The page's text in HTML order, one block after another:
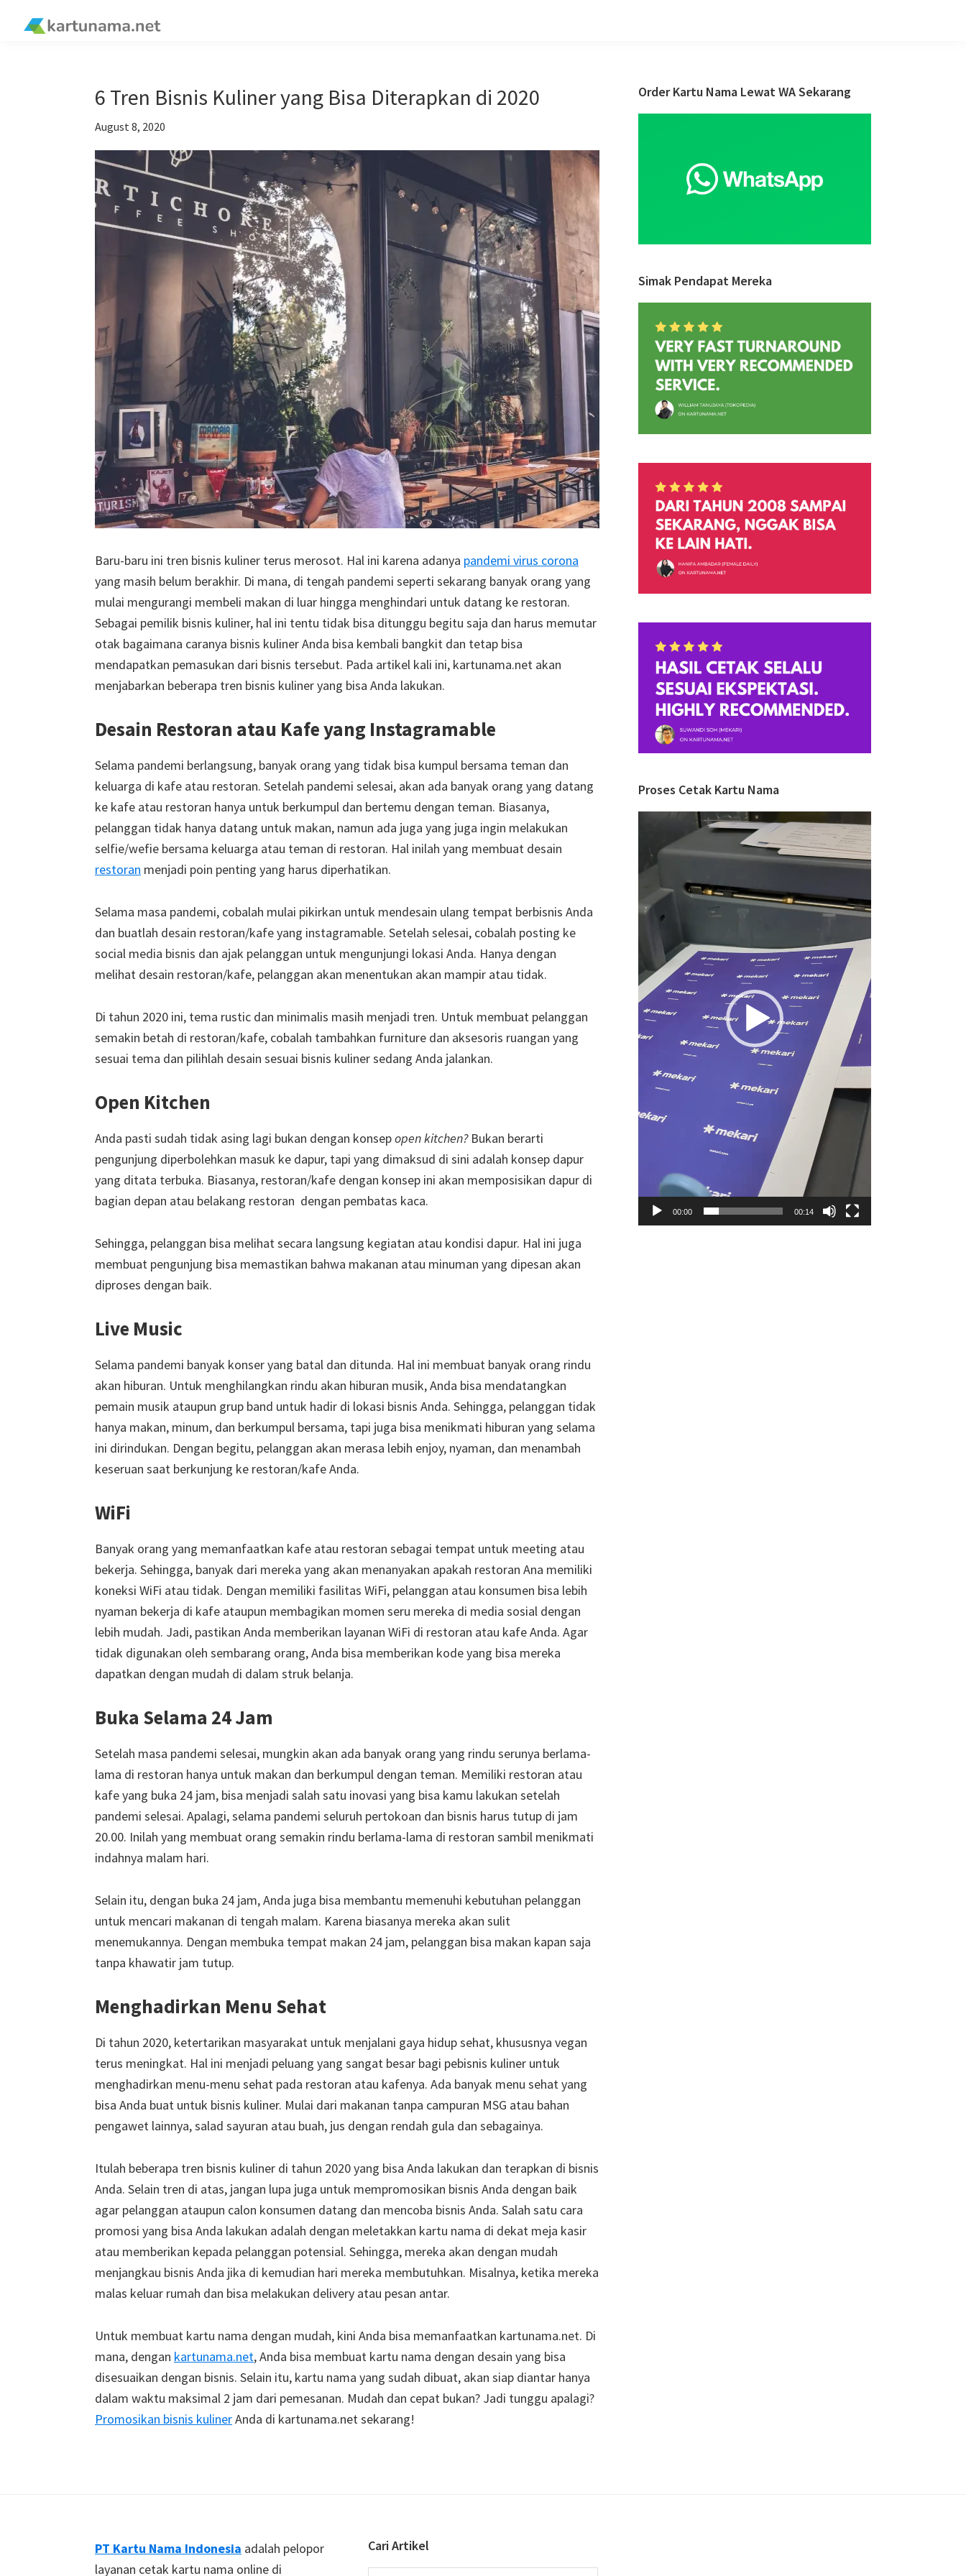
6 Tren Bisnis Kuliner yang Bisa Diterapkan di 2020
August 8, 2020
Baru-baru ini tren bisnis kuliner terus merosot. Hal ini karena adanya pandemi virus corona
yang masih belum berakhir. Di mana, di tengah pandemi seperti sekarang banyak orang yang
mulai mengurangi membeli makan di luar hingga menghindari untuk datang ke restoran.
Sebagai pemilik bisnis kuliner, hal ini tentu tidak bisa ditunggu begitu saja dan harus memutar
otak bagaimana caranya bisnis kuliner Anda bisa kembali bangkit dan tetap bisa
mendapatkan pemasukan dari bisnis tersebut. Pada artikel kali ini, kartunama.net akan
menjabarkan beberapa tren bisnis kuliner yang bisa Anda lakukan.
Desain Restoran atau Kafe yang Instagramable
Selama pandemi berlangsung, banyak orang yang tidak bisa kumpul bersama teman dan
keluarga di kafe atau restoran. Setelah pandemi selesai, akan ada banyak orang yang datang
ke kafe atau restoran hanya untuk berkumpul dan bertemu dengan teman. Biasanya,
pelanggan tidak hanya datang untuk makan, namun ada juga yang juga ingin melakukan
selfie/wefie bersama keluarga atau teman di restoran. Hal inilah yang membuat desain
restoran menjadi poin penting yang harus diperhatikan.
Selama masa pandemi, cobalah mulai pikirkan untuk mendesain ulang tempat berbisnis Anda
dan buatlah desain restoran/kafe yang instagramable. Setelah selesai, cobalah posting ke
social media bisnis dan ajak pelanggan untuk mengunjungi lokasi Anda. Hanya dengan
melihat desain restoran/kafe, pelanggan akan menentukan akan mampir atau tidak.
Di tahun 2020 ini, tema rustic dan minimalis masih menjadi tren. Untuk membuat pelanggan
semakin betah di restoran/kafe, cobalah tambahkan furniture dan aksesoris ruangan yang
sesuai tema dan pilihlah desain sesuai bisnis kuliner sedang Anda jalankan.
Open Kitchen
Anda pasti sudah tidak asing lagi bukan dengan konsepopen kitchen? Bukan berarti
pengunjung diperbolehkan masuk ke dapur, tapi yang dimaksud di sini adalah konsep dapur
yang ditata terbuka. Biasanya, restoran/kafe dengan konsep ini akan memposisikan dapur di
bagian depan atau belakang restoran dengan pembatas kaca.
Sehingga, pelanggan bisa melihat secara langsung kegiatan atau kondisi dapur. Hal ini juga
membuat pengunjung bisa memastikan bahwa makanan atau minuman yang dipesan akan
diproses dengan baik.
Live Music
Selama pandemi banyak konser yang batal dan ditunda. Hal ini membuat banyak orang rindu
akan hiburan. Untuk menghilangkan rindu akan hiburan musik, Anda bisa mendatangkan
pemain musik ataupun grup band untuk hadir di lokasi bisnis Anda. Sehingga, pelanggan tidak
hanya makan, minum, dan berkumpul bersama, tapi juga bisa menikmati hiburan yang selama
ini dirindukan. Dengan begitu, pelanggan akan merasa lebih enjoy, nyaman, dan menambah
keseruan saat berkunjung ke restoran/kafe Anda.
WiFi
Banyak orang yang memanfaatkan kafe atau restoran sebagai tempat untuk meeting atau
bekerja. Sehingga, banyak dari mereka yang akan menanyakan apakah restoran Ana memiliki
koneksi WiFi atau tidak. Dengan memiliki fasilitas WiFi, pelanggan atau konsumen bisa lebih
nyaman bekerja di kafe ataupun membagikan momen seru mereka di media sosial dengan
lebih mudah. Jadi, pastikan Anda memberikan layanan WiFi di restoran atau kafe Anda. Agar
tidak digunakan oleh sembarang orang, Anda bisa memberikan kode yang bisa mereka
dapatkan dengan mudah di dalam struk belanja.
Buka Selama 24 Jam
Setelah masa pandemi selesai, mungkin akan ada banyak orang yang rindu serunya berlama-
lama di restoran hanya untuk makan dan berkumpul dengan teman. Memiliki restoran atau
kafe yang buka 24 jam, bisa menjadi salah satu inovasi yang bisa kamu lakukan setelah
pandemi selesai. Apalagi, selama pandemi seluruh pertokoan dan bisnis harus tutup di jam
20.00. Inilah yang membuat orang semakin rindu berlama-lama di restoran sambil menikmati
indahnya malam hari.
Selain itu, dengan buka 24 jam, Anda juga bisa membantu memenuhi kebutuhan pelanggan
untuk mencari makanan di tengah malam. Karena biasanya mereka akan sulit
menemukannya. Dengan membuka tempat makan 24 jam, pelanggan bisa makan kapan saja
tanpa khawatir jam tutup.
Menghadirkan Menu Sehat
Di tahun 2020, ketertarikan masyarakat untuk menjalani gaya hidup sehat, khususnya vegan
terus meningkat. Hal ini menjadi peluang yang sangat besar bagi pebisnis kuliner untuk
menghadirkan menu-menu sehat pada restoran atau kafenya. Ada banyak menu sehat yang
bisa Anda buat untuk bisnis kuliner. Mulai dari makanan tanpa campuran MSG atau bahan
pengawet lainnya, salad sayuran atau buah, jus dengan rendah gula dan sebagainya.
Itulah beberapa tren bisnis kuliner di tahun 2020 yang bisa Anda lakukan dan terapkan di bisnis
Anda. Selain tren di atas, jangan lupa juga untuk mempromosikan bisnis Anda dengan baik
agar pelanggan ataupun calon konsumen datang dan mencoba bisnis Anda. Salah satu cara
promosi yang bisa Anda lakukan adalah dengan meletakkan kartu nama di dekat meja kasir
atau memberikan kepada pelanggan potensial. Sehingga, mereka akan dengan mudah
menjangkau bisnis Anda jika di kemudian hari mereka membutuhkan. Misalnya, ketika mereka
malas keluar rumah dan bisa melakukan delivery atau pesan antar.
Untuk membuat kartu nama dengan mudah, kini Anda bisa memanfaatkan kartunama.net. Di
mana, dengan kartunama.net, Anda bisa membuat kartu nama dengan desain yang bisa
disesuaikan dengan bisnis. Selain itu, kartu nama yang sudah dibuat, akan siap diantar hanya
dalam waktu maksimal 2 jam dari pemesanan. Mudah dan cepat bukan? Jadi tunggu apalagi?
Promosikan bisnis kulinerAnda di kartunama.net sekarang!
Primary
Sidebar
Order Kartu Nama Lewat WA Sekarang
Simak Pendapat Mereka
Proses Cetak Kartu Nama
00:00 00:14
PT Kartu Nama Indonesia adalah pelopor
layanan cetak kartu nama online di
Cari Artikel